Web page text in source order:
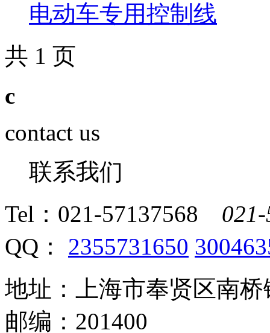
电动车专用控制线
共 1 页
c
contact us
联系我们
Tel： 021-57137568
QQ： 2355731650
地址：上海市奉贤区南
邮编：201400